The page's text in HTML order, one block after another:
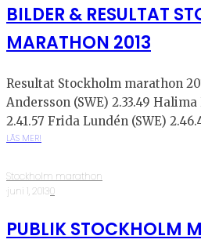
BILDER & RESULTAT
MARATHON 2013
Resultat Stockholm marathon
Andersson (SWE) 2.33.49
2.41.57 Frida Lundén (SWE)
LÄS MER!
Stockholm marathon
·juni 1, 2013·0
PUBLIK STOCKHOLM